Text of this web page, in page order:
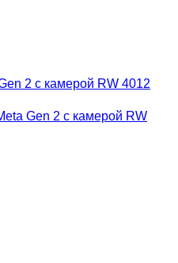
2 с камерой RW 4012